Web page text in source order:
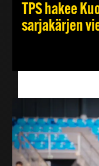
TPS hakee
sarjakärjen